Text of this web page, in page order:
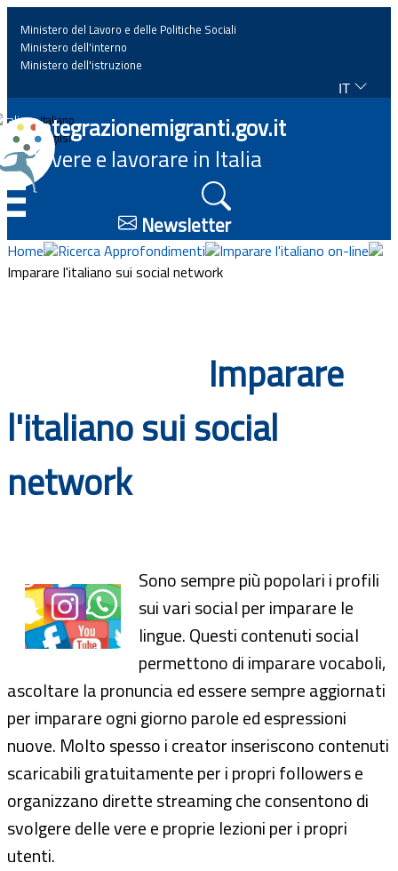
Home
News
Approfondimenti
Eventi
Documenti
Bandi
Ministero del Lavoro e delle Politiche Sociali
Ministero dell'interno
Ministero dell'istruzione
IT
Italiano
English
Integrazionemigranti.gov.it
Vivere e lavorare in Italia
Newsletter
Home Ricerca Approfondimenti
Imparare l'italiano on-line
Imparare l'italiano sui social network
Imparare
l'italiano sui social
network
Sono sempre più popolari i profili
sui vari social per imparare le
lingue. Questi contenuti social
permettono di imparare vocaboli,
ascoltare la pronuncia ed essere sempre aggiornati
per imparare ogni giorno parole ed espressioni
nuove. Molto spesso i creator inseriscono contenuti
scaricabili gratuitamente per i propri followers e
organizzano dirette streaming che consentono di
svolgere delle vere e proprie lezioni per i propri
utenti.